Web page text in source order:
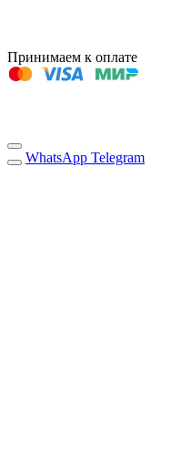
Принимаем к оплате
WhatsApp Telegram